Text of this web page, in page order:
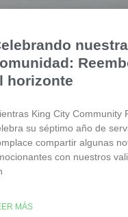
nuestra
horizonte
King City Community
su séptimo año de
compartir algunas
con nuestros
MÁS